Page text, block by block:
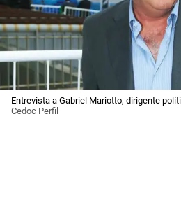
Entrevista a Gabriel Mariotto, dirigente
Cedoc Perfil